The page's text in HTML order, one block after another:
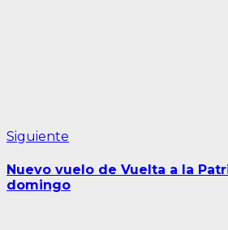
Siguiente
Nuevo vuelo de Vuelta a la
domingo